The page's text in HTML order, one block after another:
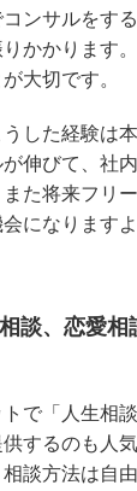
ンサルをす
かかります
大切です。
した経験は
伸びて、社
た将来フリ
になりますよ
談、恋愛相
で「人生相
するのも人
談方法は自